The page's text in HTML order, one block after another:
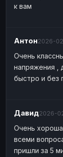
к вам
Антон2026-
Очень
напряжения ,
быстро и без
Давид2026-
Очень
всеми
пришли за 5